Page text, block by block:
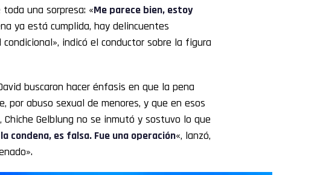
una sorpresa: «Me parece bien, estoy
ya está cumplida, hay delincuentes
indicó el conductor sobre la figura
buscaron hacer énfasis en que la pena
por abuso sexual de menores, y que en esos
Gelblung no se inmutó y sostuvo lo que
condena, es falsa. Fue una operación«, lanzó,